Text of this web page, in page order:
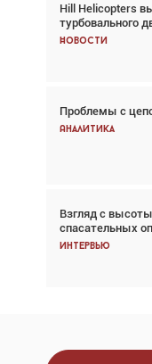
Hill Helicopters
турбовального
Новости
Проблемы с
Аналитика
Взгляд с
спасательных
Интервью
Авиационный
говорит сама за
Новости
Впервые с 2024
снижается три
Частный
покупке
Интервью